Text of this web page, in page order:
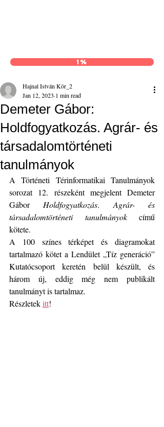
1%
Demeter Gábor:
Holdfogyatkozás. Agrár- és
társadalomtörténeti
tanulmányok
Hajnal István Kör_2
Jan 12, 2023 1 min read
A Történeti Térinformatikai Tanulmányok
sorozat 12. részeként megjelent Demeter
Gábor Holdfogyatkozás. Agrár- és
társadalomtörténeti tanulmányok című
kötete.
A 100 színes térképet és diagramokat
tartalmazó kötet a Lendület „Tíz generáció”
Kutatócsoport keretén belül készült, és
három új, eddig még nem publikált
tanulmányt is tartalmaz.
Részletek itt!